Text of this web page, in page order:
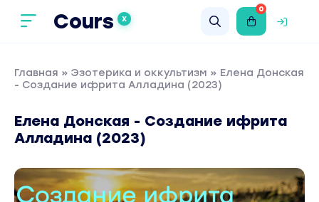
Cours X
0
Главная » Эзотерика и оккультизм » Елена Донская
- Создание ифрита Алладина (2023)
Елена Донская - Создание ифрита
Алладина (2023)